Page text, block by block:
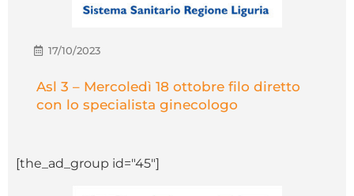
17/10/2023
Asl 3 – Mercoledì 18 ottobre filo diretto
con lo specialista ginecologo
[the_ad_group id="45"]